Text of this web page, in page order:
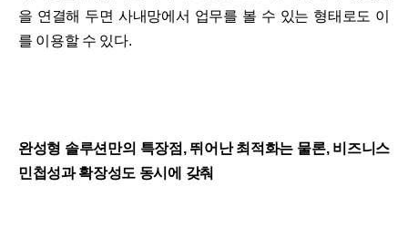
을 연결해 두면 사내망에서 업무를 볼 수 있는 형태로도 이
를 이용할 수 있다.
완성형 솔루션만의 특장점, 뛰어난 최적화는 물론, 비즈니스
민첩성과 확장성도 동시에 갖춰